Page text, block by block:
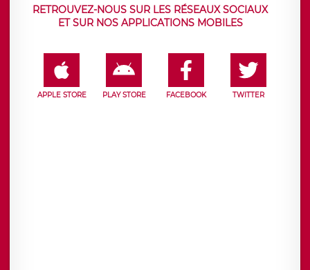
RETROUVEZ-NOUS SUR LES RÉSEAUX SOCIAUX
ET SUR NOS APPLICATIONS MOBILES
APPLE STORE PLAY STORE FACEBOOK TWITTER